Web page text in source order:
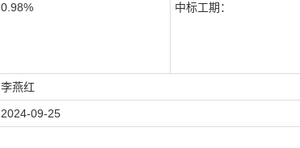
0.98% 中标工期：
李燕红
2024-09-25